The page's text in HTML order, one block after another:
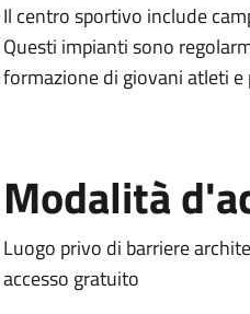
Il centro sportivo include
Questi impianti sono
formazione di giovani atleti
Modalità
Luogo privo di barriere
accesso gratuito